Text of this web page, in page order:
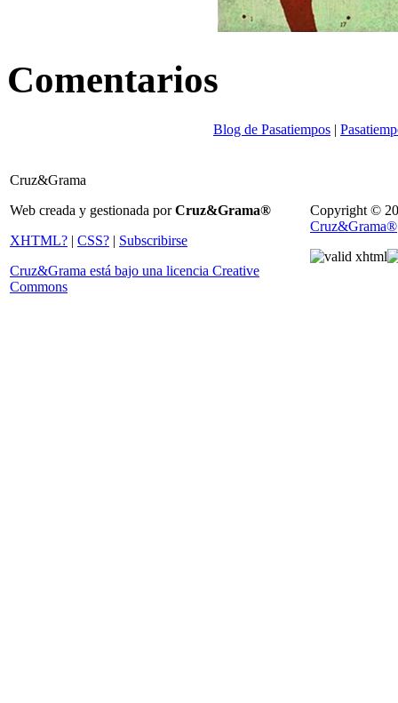
Comentarios
Blog de Pasatiempos |
Cruz&Grama
Web creada y gestionada porCruz&Grama®
XHTML? | CSS? | Subscribirse
Cruz&Grama está bajo una licencia Creative
Commons
Copyright ©
Cruz&Grama®